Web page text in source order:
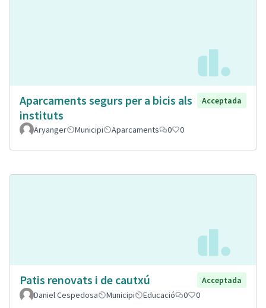
Aparcaments segurs per a bicis als
instituts
Acceptada
Aryanger Municipi Aparcaments 0 0
Patis renovats i de cautxú
Acceptada
Daniel Cespedosa
Municipi Educació 0 0